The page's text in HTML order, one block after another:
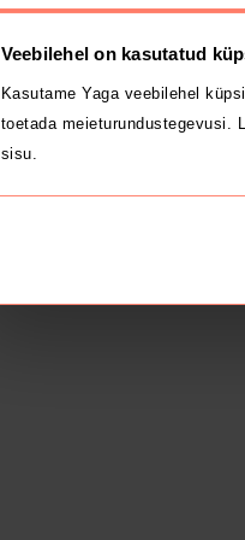
Veebilehel on kasutatud
Kasutame Yaga veebilehel
toetada meieturundustegevusi.
sisu.